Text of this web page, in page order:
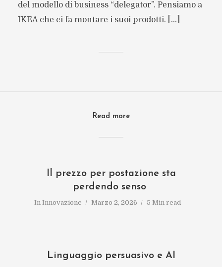
del modello di business “delegator”. Pensiamo a
IKEA che ci fa montare i suoi prodotti. […]
Read more
Il prezzo per postazione sta
perdendo senso
In Innovazione Marzo 2, 2026 5 Min read
Linguaggio persuasivo e AI